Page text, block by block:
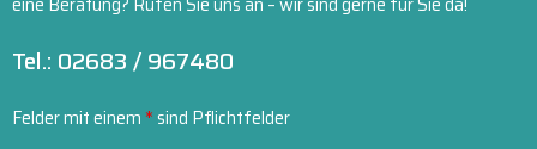
Tel.: 02683 / 967480
Felder mit einem *sind Pflichtfelder